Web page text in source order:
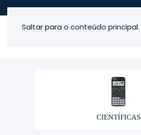
Saltar para o conteúdo principal
CIENTÍFICAS